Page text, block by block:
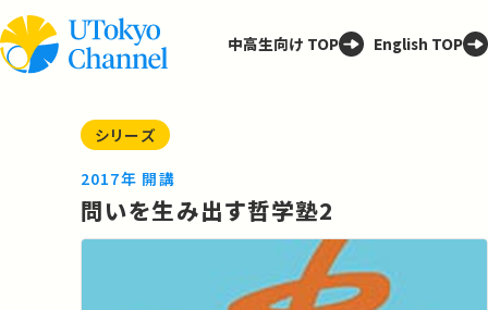
中高生向け TOP English TOP
シリーズ
2017年 開講
問いを生み出す哲学塾2